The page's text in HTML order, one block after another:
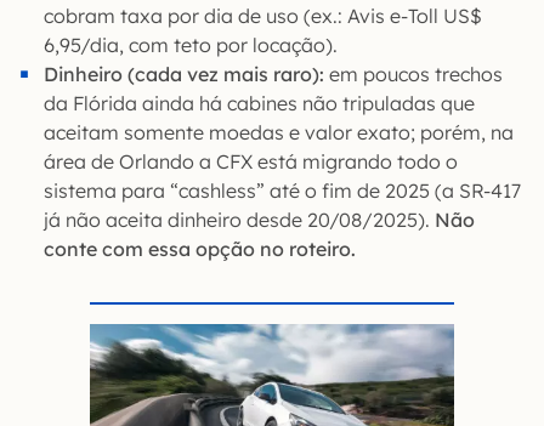
cobram taxa por dia de uso (ex.: Avis e-Toll US$
6,95/dia, com teto por locação).
Dinheiro (cada vez mais raro): em poucos trechos
da Flórida ainda há cabines não tripuladas que
aceitam somente moedas e valor exato; porém, na
área de Orlando a CFX está migrando todo o
sistema para “cashless” até o fim de 2025 (a SR-417
já não aceita dinheiro desde 20/08/2025). Não
conte com essa opção no roteiro.